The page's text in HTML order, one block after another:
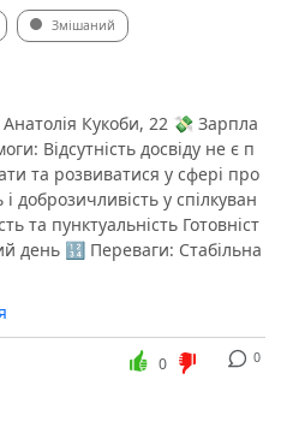
Змішаний
Кукоби, 22 💸 Зарпла
Відсутність досвіду не є п
та розвиватися у сфері про
доброзичливість у спілкуван
та пунктуальність Готовніст
день 🔢 Переваги: Стабільна
0
0